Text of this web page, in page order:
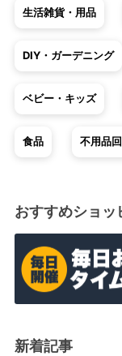
生活雑貨・用品
DIY・ガーデニング
ベビー・キッズ
食品 不用品
おすすめショッ
新着記事